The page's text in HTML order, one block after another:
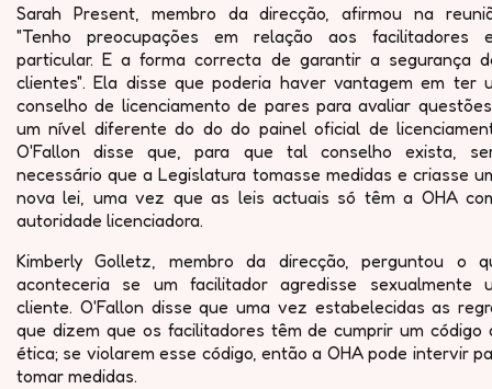
Sarah Present, membro da direcção, afirmou na
"Tenho preocupações em relação aos facilitadores
particular. E a forma correcta de garantir a segurança
clientes". Ela disse que poderia haver vantagem em ter
conselho de licenciamento de pares para avaliar
um nível diferente do do do painel oficial de
O'Fallon disse que, para que tal conselho exista,
necessário que a Legislatura tomasse medidas e criasse
nova lei, uma vez que as leis actuais só têm a OHA
autoridade licenciadora.
Kimberly Golletz, membro da direcção, perguntou o
aconteceria se um facilitador agredisse sexualmente
cliente. O'Fallon disse que uma vez estabelecidas as
que dizem que os facilitadores têm de cumprir um código
ética; se violarem esse código, então a OHA pode intervir
tomar medidas.